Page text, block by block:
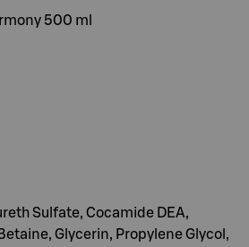
500 ml
Sulfate, Cocamide DEA,
Glycerin, Propylene Glycol,